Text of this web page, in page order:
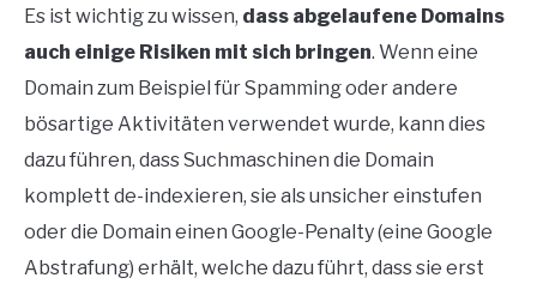
Es ist wichtig zu wissen, dass abgelaufene Domains
auch einige Risiken mit sich bringen. Wenn eine
Domain zum Beispiel für Spamming oder andere
bösartige Aktivitäten verwendet wurde, kann dies
dazu führen, dass Suchmaschinen die Domain
komplett de-indexieren, sie als unsicher einstufen
oder die Domain einen Google-Penalty (eine Google
Abstrafung) erhält, welche dazu führt, dass sie erst